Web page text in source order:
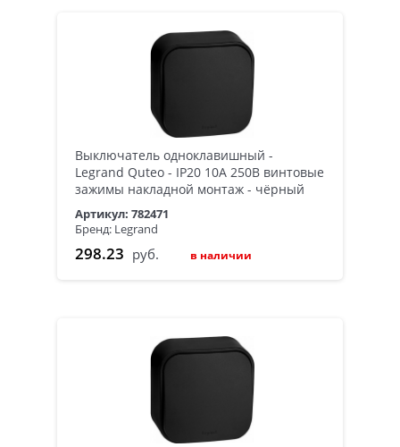
Выключатель одноклавишный -
Legrand Quteo - IP20 10А 250В винтовые
зажимы накладной монтаж - чёрный
Артикул: 782471
Бренд: Legrand
298.23 руб. в наличии